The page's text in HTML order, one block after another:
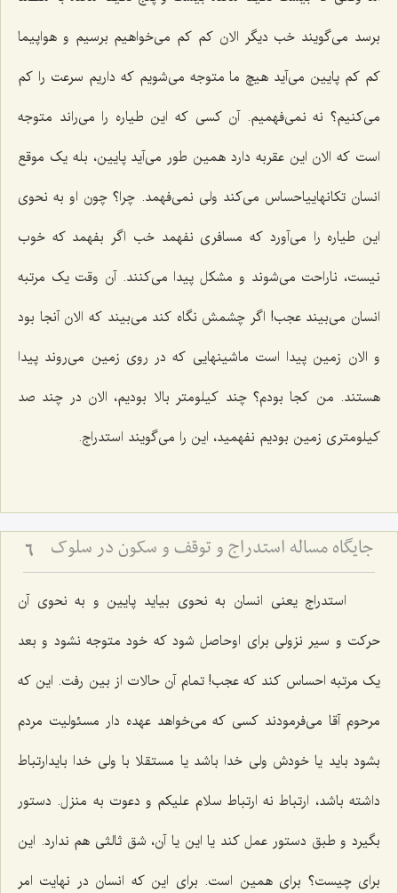
برسد می‌گویند خب دیگر الان کم کم می‌خواهیم برسیم و هواپیما
کم کم پایین می‌آید هیچ ما متوجه می‌شویم که داریم سرعت را کم
می‌کنیم؟ نه نمی‌فهمیم. آن کسی که این طیاره را می‌راند متوجه
است که الان این عقربه دارد همین طور می‌آید پایین، بله یک موقع
انسان تکانهاییاحساس می‌کند ولی نمی‌فهمد. چرا؟ چون او به نحوی
این طیاره را می‌آورد که مسافری نفهمد خب اگر بفهمد که خوب
نیست، ناراحت می‌شوند و مشکل پیدا می‌کنند. آن وقت یک مرتبه
انسان می‌بیند عجب! اگر چشمش نگاه کند می‌بیند که الان آنجا بود
و الان زمین پیدا است ماشینهایی که در روی زمین می‌روند پیدا
هستند. من کجا بودم؟ چند کیلومتر بالا بودیم، الان در چند صد
کیلومتری زمین بودیم نفهمید، این را می‌گویند استدراج.
جایگاه مساله استدراج و توقف و سکون در سلوک 6
استدراج یعنی انسان به نحوی بیاید پایین و به نحوی آن
حرکت و سیر نزولی برای اوحاصل شود که خود متوجه نشود و بعد
یک مرتبه احساس کند که عجب! تمام آن حالات از بین رفت. این که
مرحوم آقا می‌فرمودند کسی که می‌خواهد عهده دار مسئولیت مردم
بشود باید یا خودش ولی خدا باشد یا مستقلا با ولی خدا بایدارتباط
داشته باشد، ارتباط نه ارتباط سلام علیکم و دعوت به منزل. دستور
بگیرد و طبق دستور عمل کند یا این یا آن، شق ثالثی هم ندارد. این
برای چیست؟ برای همین است. برای این که انسان در نهایت امر